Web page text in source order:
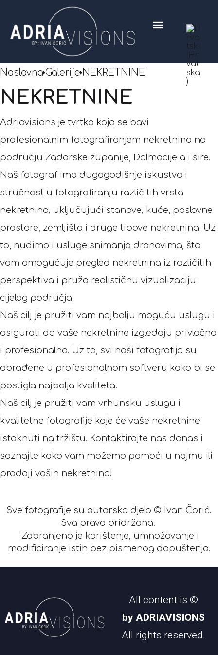
Naslovna Galerije NEKRETNINE
NEKRETNINE
Adriavisions je tvrtka koja se bavi
profesionalnim fotografiranjem nekretnina na
području Zadarske županije, Dalmacije a i šire.
Naš fotograf ima dugogodišnje iskustvo i
stručnost u fotografiranju različitih vrsta
nekretnina, uključujući stanove, kuće, poslovne
prostore, zemljišta i druge tipove nekretnina. Uz
to, nudimo i usluge snimanja dronovima, što
vam omogućuje pregled nekretnina iz različitih
perspektiva i pruža realističnu vizualizaciju
cijelog područja.
Naš cilj je pružiti vam najbolju moguću uslugu i
osigurati da vaše nekretnine izgledaju privlačno
i profesionalno. Uz to, svi naši fotografija su
obrađene u profesionalnom softveru kako bi se
postigla najbolja kvaliteta.
Naš cilj je pružiti vam vrhunsku uslugu i
kvalitetne fotografije koje će vaše nekretnine
istaknuti na tržištu. Kontaktirajte nas danas i
saznajte kako vam možemo pomoći u najmu ili
prodaji vaših nekretnina!
Sve fotografije su autorsko djelo © Ivan Čorić.
Sva prava pridržana.
Zabranjeno je korištenje, umnožavanje i
modificiranje istih bez pismenog dopuštenja.
All content is ©
by ADRIAVISIONS
All rights reserved.